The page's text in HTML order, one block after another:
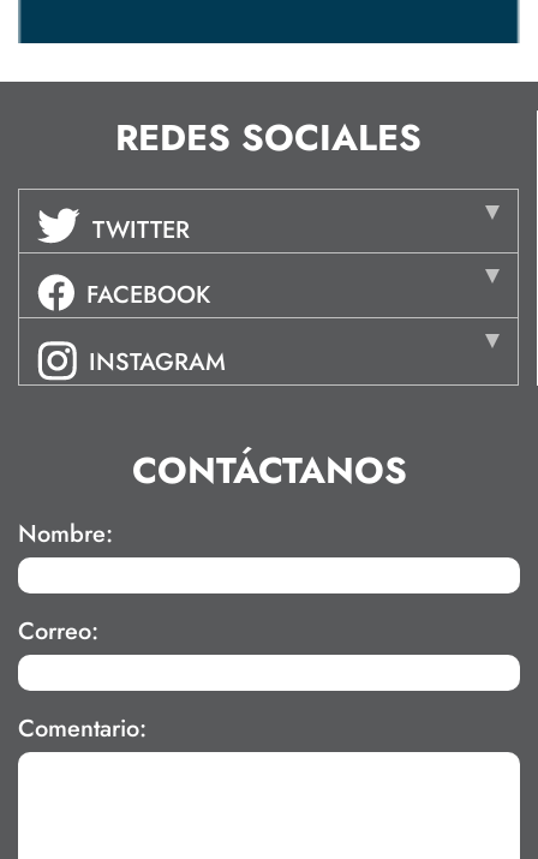
REDES SOCIALES
TWITTER
FACEBOOK
INSTAGRAM
CONTÁCTANOS
Nombre:
Correo:
Comentario: